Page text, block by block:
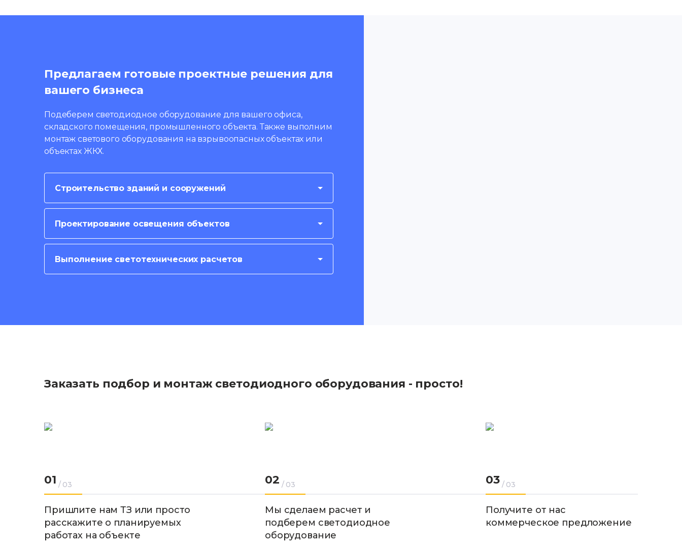
Предлагаем готовые проектные решения для
вашего бизнеса
Подеберем светодиодное оборудование для вашего офиса,
складского помещения, промышленного объекта. Также выполним
монтаж светового оборудования на взрывоопасных объектах или
объектах ЖКХ.
Строительство зданий и сооружений
Подробнее
Проектирование освещения объектов
Выполнение светотехнических расчетов
Подробнее
Заказать подбор и монтаж светодиодного оборудования - просто!
01 / 03
Пришлите нам ТЗ или просто
расскажите о планируемых
работах на объекте
02 / 03
Мы сделаем расчет и
подберем светодиодное
оборудование
03/ 03
Получите от нас
коммерческое предложение